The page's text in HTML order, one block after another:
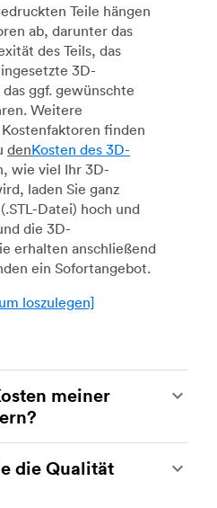
Teile hängen
ab, darunter das
des Teils, das
3D-
ggf. gewünschte
Weitere
finden
denKosten des 3D-
wie viel Ihr 3D-
laden Sie ganz
Datei) hoch und
die 3D-
erhalten anschließend
ein Sofortangebot.
loszulegen]
meiner
Faktoren auf
wichtigsten
die Qualität